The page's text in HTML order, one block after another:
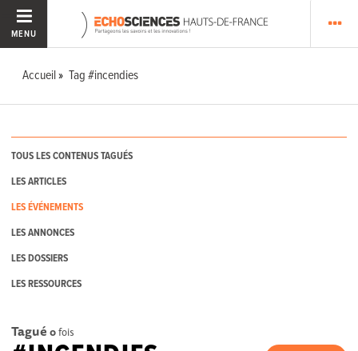
MENU
Accueil Tag #incendies
TOUS LES CONTENUS TAGUÉS
LES ARTICLES
LES ÉVÉNEMENTS
LES ANNONCES
LES DOSSIERS
LES RESSOURCES
Tagué 0fois